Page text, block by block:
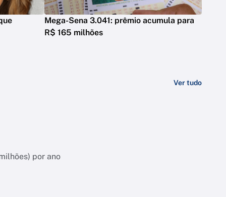
Mega-Sena 3.041: prêmio acumula para
R$ 165 milhões
Ver tudo
por ano